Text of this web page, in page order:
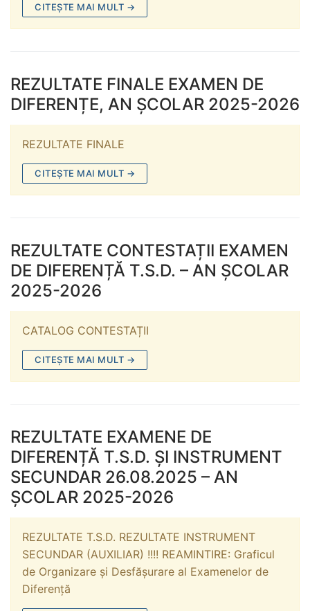
CITEȘTE MAI MULT →
REZULTATE FINALE EXAMEN DE
DIFERENȚE, AN ȘCOLAR 2025-2026
REZULTATE FINALE
CITEȘTE MAI MULT →
REZULTATE CONTESTAȚII EXAMEN
DE DIFERENȚĂ T.S.D. – AN ȘCOLAR
2025-2026
CATALOG CONTESTAȚII
CITEȘTE MAI MULT →
REZULTATE EXAMENE DE
DIFERENȚĂ T.S.D. ȘI INSTRUMENT
SECUNDAR 26.08.2025 – AN
ȘCOLAR 2025-2026
REZULTATE T.S.D. REZULTATE INSTRUMENT
SECUNDAR (AUXILIAR) !!!! REAMINTIRE: Graficul
de Organizare și Desfășurare al Examenelor de
Diferență